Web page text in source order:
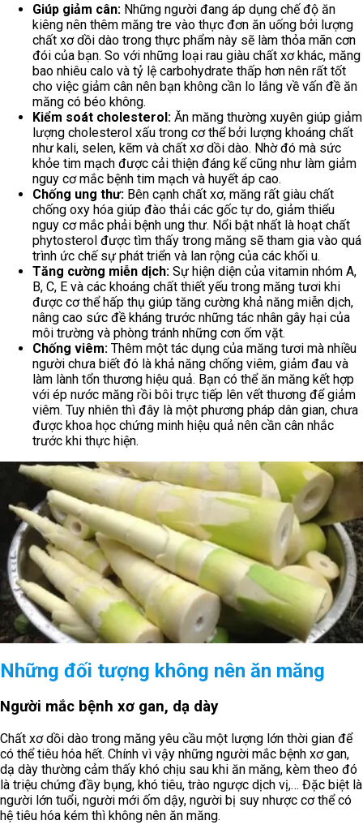
Giúp giảm cân: Những người đang áp dụng chế độ ăn
kiêng nên thêm măng tre vào thực đơn ăn uống bởi lượng
chất xơ dồi dào trong thực phẩm này sẽ làm thỏa mãn cơn
đói của bạn. So với những loại rau giàu chất xơ khác, măng
bao nhiêu calo và tỷ lệ carbohydrate thấp hơn nên rất tốt
cho việc giảm cân nên bạn không cần lo lắng về vấn đề ăn
măng có béo không.
Kiểm soát cholesterol: Ăn măng thường xuyên giúp giảm
lượng cholesterol xấu trong cơ thể bởi lượng khoáng chất
như kali, selen, kẽm và chất xơ dồi dào. Nhờ đó mà sức
khỏe tim mạch được cải thiện đáng kể cũng như làm giảm
nguy cơ mắc bệnh tim mạch và huyết áp cao.
Chống ung thư: Bên cạnh chất xơ, măng rất giàu chất
chống oxy hóa giúp đào thải các gốc tự do, giảm thiểu
nguy cơ mắc phải bệnh ung thư. Nổi bật nhất là hoạt chất
phytosterol được tìm thấy trong măng sẽ tham gia vào quá
trình ức chế sự phát triển và lan rộng của các khối u.
Tăng cường miễn dịch: Sự hiện diện của vitamin nhóm A,
B, C, E và các khoáng chất thiết yếu trong măng tươi khi
được cơ thể hấp thụ giúp tăng cường khả năng miễn dịch,
nâng cao sức đề kháng trước những tác nhân gây hại của
môi trường và phòng tránh những cơn ốm vặt.
Chống viêm: Thêm một tác dụng của măng tươi mà nhiều
người chưa biết đó là khả năng chống viêm, giảm đau và
làm lành tổn thương hiệu quả. Bạn có thể ăn măng kết hợp
với ép nước măng rồi bôi trực tiếp lên vết thương để giảm
viêm. Tuy nhiên thì đây là một phương pháp dân gian, chưa
được khoa học chứng minh hiệu quả nên cần cân nhắc
trước khi thực hiện.
Những đối tượng không nên ăn măng
Người mắc bệnh xơ gan, dạ dày
Chất xơ dồi dào trong măng yêu cầu một lượng lớn thời gian để
có thể tiêu hóa hết. Chính vì vậy những người mắc bệnh xơ gan,
dạ dày thường cảm thấy khó chịu sau khi ăn măng, kèm theo đó
là triệu chứng đầy bụng, khó tiêu, trào ngược dịch vị,… Đặc biệt là
người lớn tuổi, người mới ốm dậy, người bị suy nhược cơ thể có
hệ tiêu hóa kém thì không nên ăn măng.